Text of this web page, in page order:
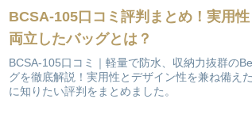
BCSA-105口コミ評判まとめ！実用
両立したバッグとは？
BCSA-105口コミ｜軽量で防水、収納力抜群の
グを徹底解説！実用性とデザイン性を兼ね備え
に知りたい評判をまとめました。